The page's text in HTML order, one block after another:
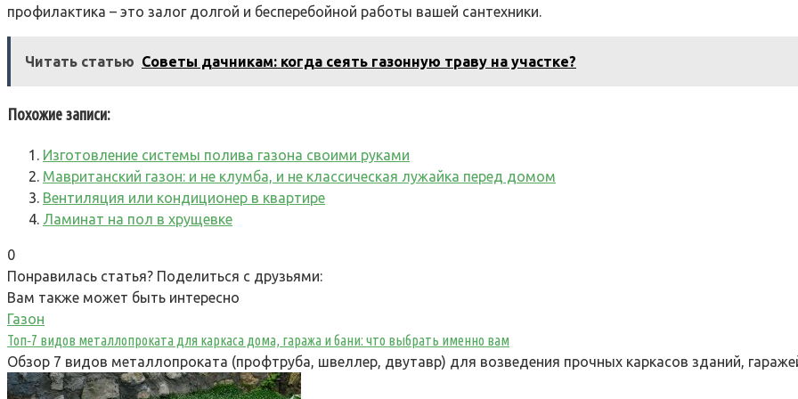
профилактика – это залог долгой и бесперебойной работы вашей сантехники.
Читать статью Советы дачникам: когда сеять газонную траву на участке?
Похожие записи:
Изготовление системы полива газона своими руками
Мавританский газон: и не клумба, и не классическая лужайка перед домом
Вентиляция или кондиционер в квартире
Ламинат на пол в хрущевке
0
Понравилась статья? Поделиться с друзьями:
Вам также может быть интересно
Газон
Топ‑7 видов металлопроката для каркаса дома, гаража и бани: что выбрать именно вам
Обзор 7 видов металлопроката (профтруба, швеллер, двутавр) для возведения прочных каркасов зданий,